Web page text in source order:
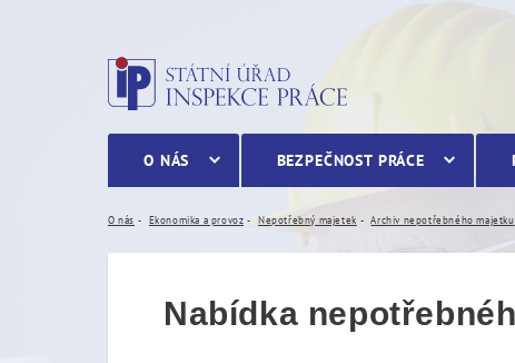
Nabídka nepotřebného
O NÁS BEZPEČNOST PRÁCE
O nás Ekonomika a provoz Nepotřebný majetek Archiv nepotřebného majetku
Nabídka